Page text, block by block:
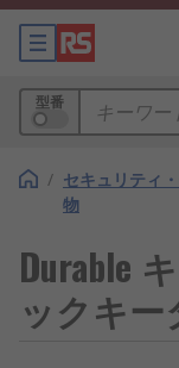
型番
/ セキュリティ
物
Durable
ックキー